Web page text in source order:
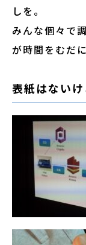
しを。
みんな個々で
が時間をむだ
表紙はない